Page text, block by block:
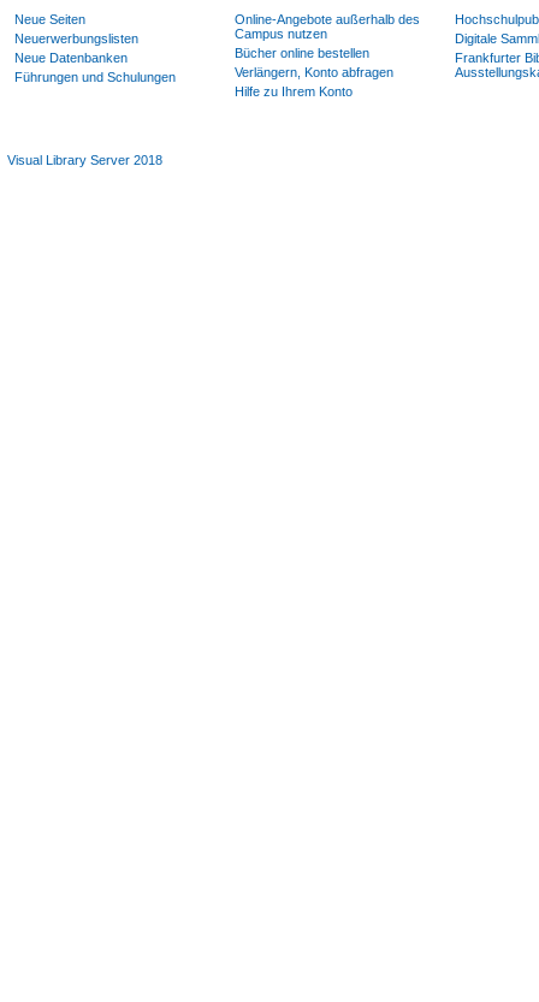
Neue Seiten
Neuerwerbungslisten
Neue Datenbanken
Führungen und Schulungen
Online-Angebote außerhalb des
Campus nutzen
Bücher online bestellen
Verlängern, Konto abfragen
Hilfe zu Ihrem Konto
Digitale
Frankfurter
Visual Library Server 2018